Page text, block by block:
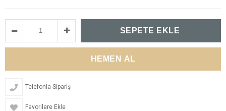
Telefonla Sipariş
Favorilere Ekle